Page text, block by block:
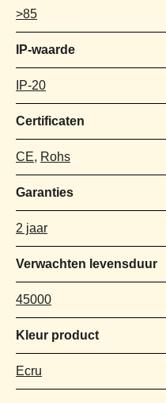
>85
IP-waarde
IP-20
Certificaten
CE, Rohs
Garanties
2 jaar
Verwachten levensduur
45000
Kleur product
Ecru